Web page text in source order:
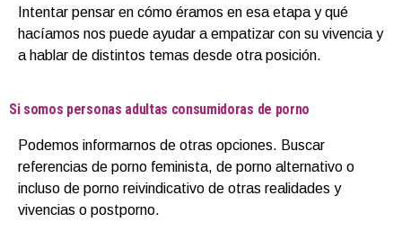
Intentar pensar en cómo éramos en esa etapa y qué
hacíamos nos puede ayudar a empatizar con su vivencia y
a hablar de distintos temas desde otra posición.
Si somos personas adultas consumidoras de porno
Podemos informarnos de otras opciones. Buscar
referencias de porno feminista, de porno alternativo o
incluso de porno reivindicativo de otras realidades y
vivencias o postporno.